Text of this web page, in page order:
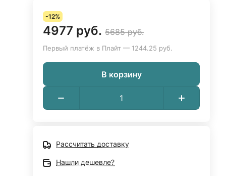
-12%
4977 руб. 5685 руб.
Первый платёж в Плайт — 1244.25 руб.
В корзину
Рассчитать доставку
Нашли дешевле?